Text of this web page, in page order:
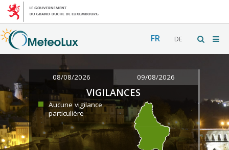
FR DE
08/08/2026 09/08/2026
VIGILANCES
Aucune vigilance
particulière